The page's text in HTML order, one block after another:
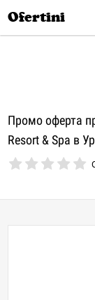
Ofertini
Промо оферта
Resort & Spa в